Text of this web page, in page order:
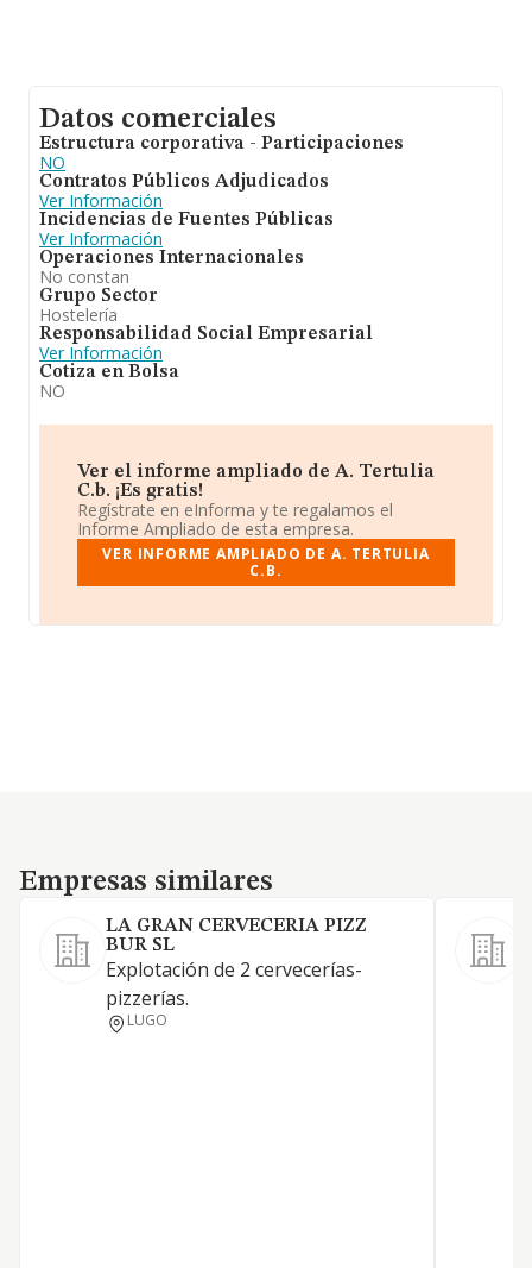
Datos comerciales
Estructura corporativa - Participaciones
NO
Contratos Públicos Adjudicados
Ver Información
Incidencias de Fuentes Públicas
Ver Información
Operaciones Internacionales
No constan
Grupo Sector
Hostelería
Responsabilidad Social Empresarial
Ver Información
Cotiza en Bolsa
NO
Ver el informe ampliado de A. Tertulia
C.b. ¡Es gratis!
Regístrate en eInforma y te regalamos el
Informe Ampliado de esta empresa.
VER INFORME AMPLIADO DE A. TERTULIA
C.B.
Empresas similares
Empresas similares
LA GRAN CERVECERIA PIZZ
BUR SL
Explotación de 2 cervecerías-
pizzerías.
LUGO